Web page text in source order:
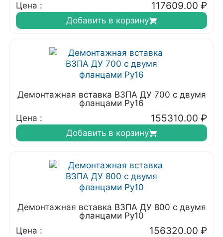
Цена :
117609.00 ₽
Добавить в корзину
Демонтажная вставка ВЗПА ДУ 700 с двумя
фланцами Ру16
Цена :
155310.00 ₽
Добавить в корзину
Демонтажная вставка ВЗПА ДУ 800 с двумя
фланцами Ру10
Цена :
156320.00 ₽